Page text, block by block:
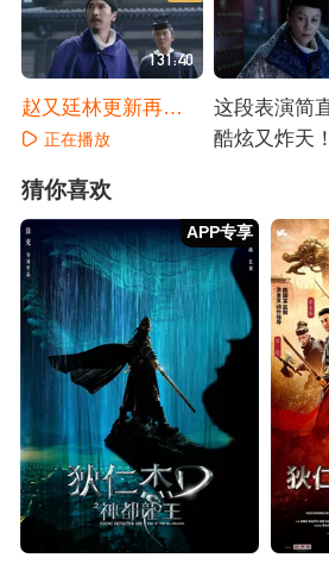
131:40
赵又廷林更新再续
情缘破奇案
正在播放
这段表演简
酷炫又炸天！
猜你喜欢
APP专享